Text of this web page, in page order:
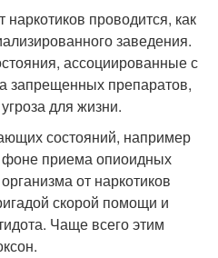
наркотиков проводится, как
заведения.
ассоциированные с
запрещенных препаратов,
для жизни.
состояний, например
фоне приема опиоидных
от наркотиков
скорой помощи и
Чаще всего этим